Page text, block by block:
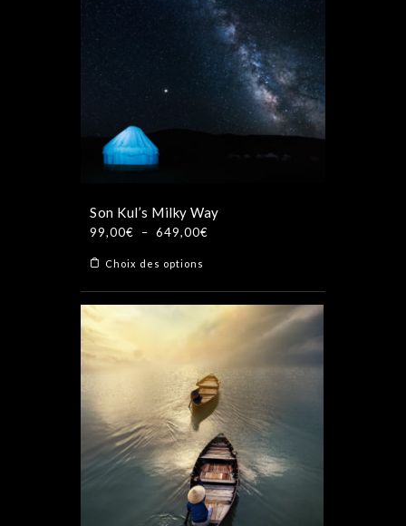
Son Kul’s Milky Way
99,00€ – 649,00€
99,00€
à
649,00€
Choix des options
a
plusieurs
Les
options
peuvent
être
choisies
sur
la
page